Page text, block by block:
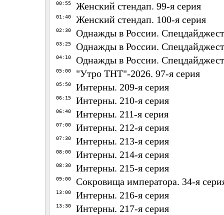
00:55 Женский стендап. 99-я серия
01:40 Женский стендап. 100-я серия
02:30 Однажды в России.
03:25 Однажды в России.
04:10 Однажды в России.
05:00 "Утро ТНТ"-2026. 97-я серия
05:50 Интерны. 209-я серия
06:15 Интерны. 210-я серия
06:40 Интерны. 211-я серия
07:00 Интерны. 212-я серия
07:30 Интерны. 213-я серия
08:00 Интерны. 214-я серия
08:30 Интерны. 215-я серия
09:00 Сокровища императора. 34-я
13:00 Интерны. 216-я серия
13:30 Интерны. 217-я серия